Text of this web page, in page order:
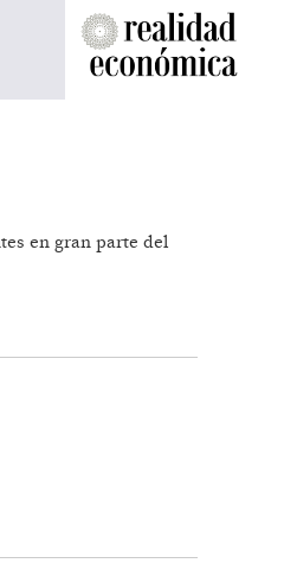
en gran parte del